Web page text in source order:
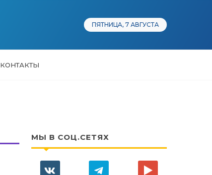
ПЯТНИЦА, 7 АВГУСТА
КОНТАКТЫ
МЫ В СОЦ.СЕТЯХ